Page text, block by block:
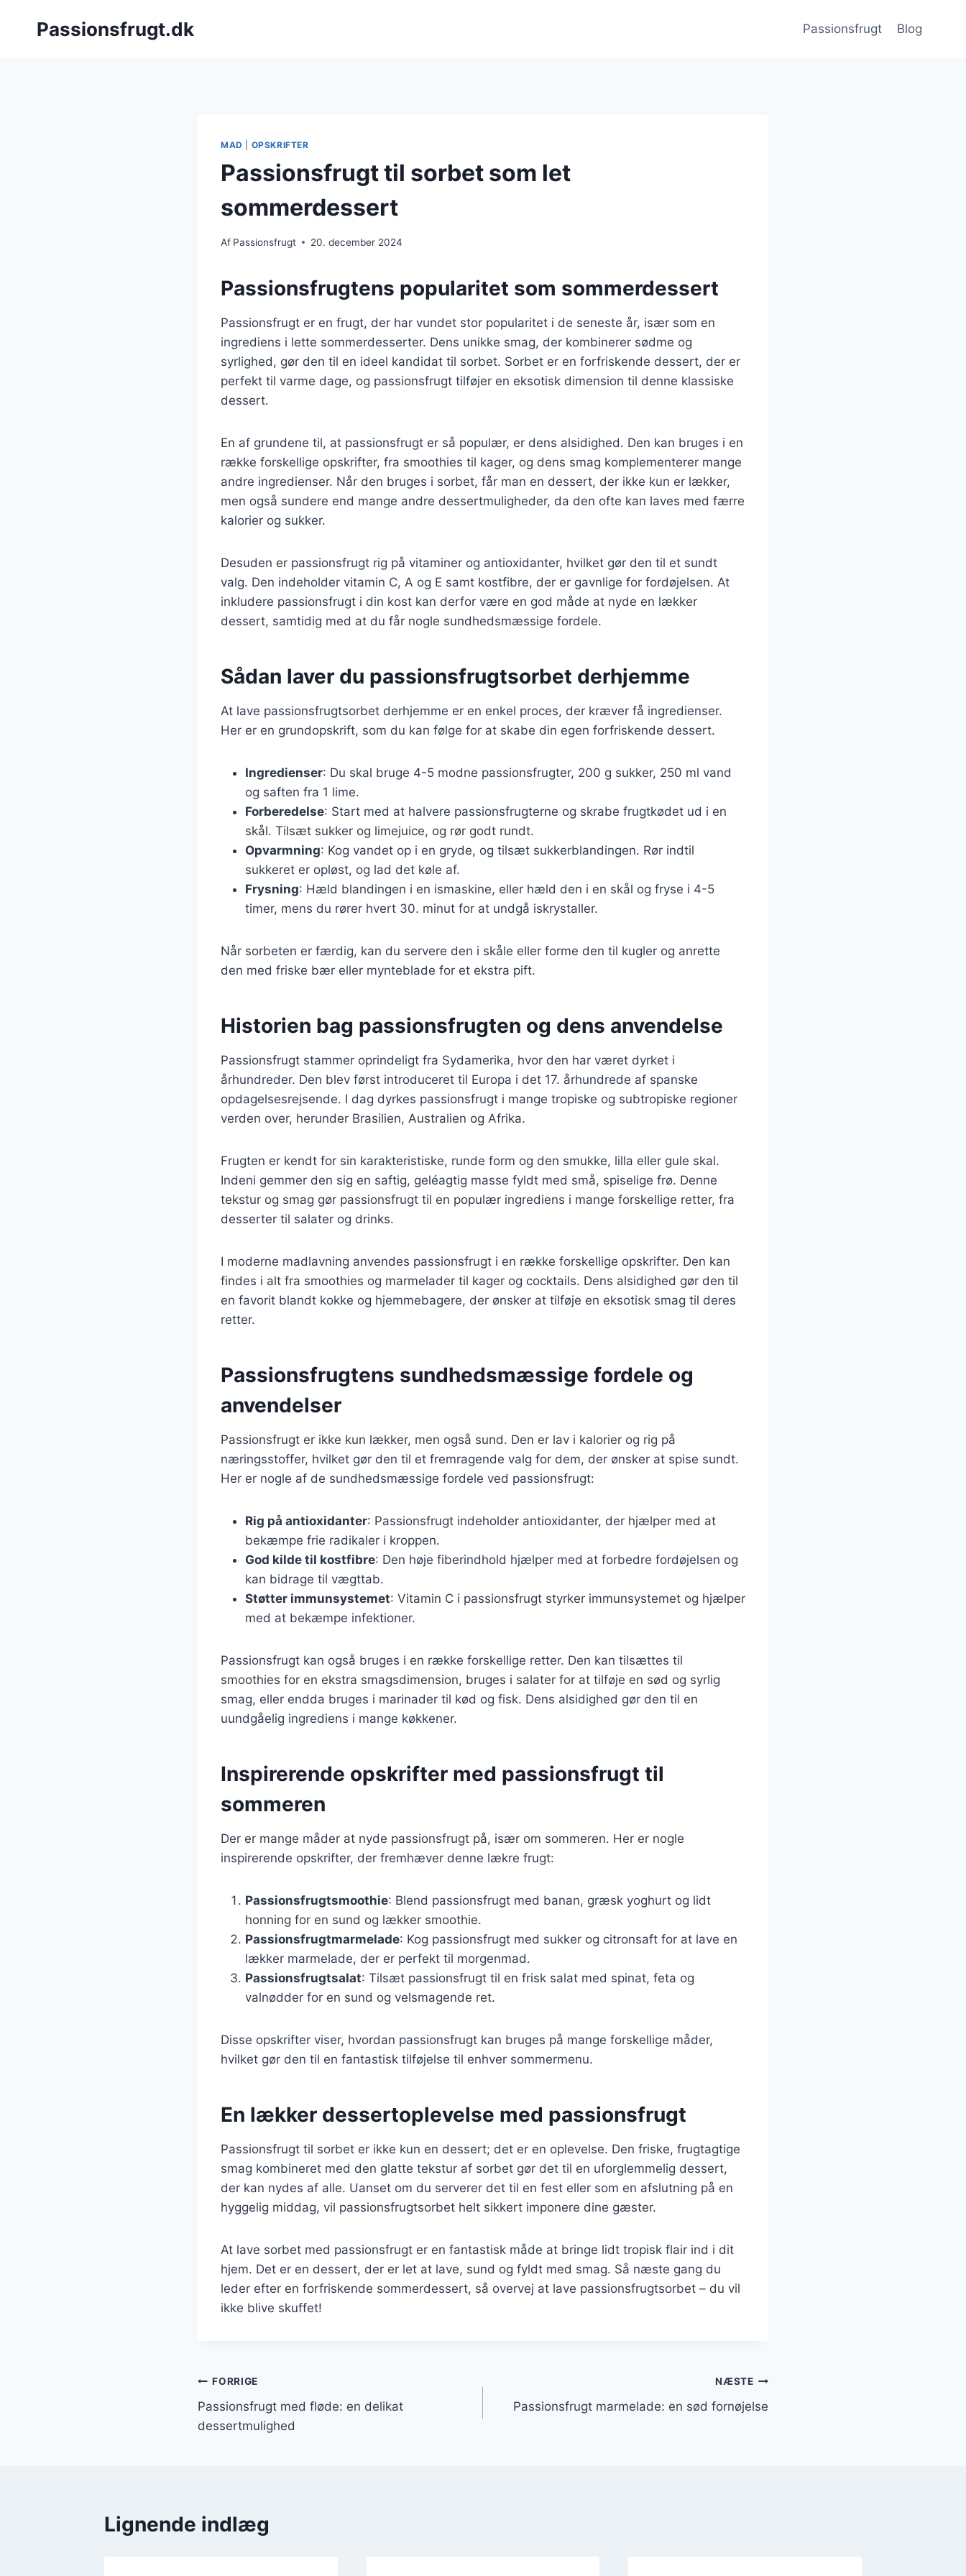
Passionsfrugt.dk Passionsfrugt Blog
MAD OPSKRIFTER
Passionsfrugt til sorbet som let
sommerdessert
Af Passionsfrugt 20. december 2024
Passionsfrugtens popularitet som sommerdessert
Passionsfrugt er en frugt, der har vundet stor popularitet i de seneste år, især som en
ingrediens i lette sommerdesserter. Dens unikke smag, der kombinerer sødme og
syrlighed, gør den til en ideel kandidat til sorbet. Sorbet er en forfriskende dessert, der er
perfekt til varme dage, og passionsfrugt tilføjer en eksotisk dimension til denne klassiske
dessert.
En af grundene til, at passionsfrugt er så populær, er dens alsidighed. Den kan bruges i en
række forskellige opskrifter, fra smoothies til kager, og dens smag komplementerer mange
andre ingredienser. Når den bruges i sorbet, får man en dessert, der ikke kun er lækker,
men også sundere end mange andre dessertmuligheder, da den ofte kan laves med færre
kalorier og sukker.
Desuden er passionsfrugt rig på vitaminer og antioxidanter, hvilket gør den til et sundt
valg. Den indeholder vitamin C, A og E samt kostfibre, der er gavnlige for fordøjelsen. At
inkludere passionsfrugt i din kost kan derfor være en god måde at nyde en lækker
dessert, samtidig med at du får nogle sundhedsmæssige fordele.
Sådan laver du passionsfrugtsorbet derhjemme
At lave passionsfrugtsorbet derhjemme er en enkel proces, der kræver få ingredienser.
Her er en grundopskrift, som du kan følge for at skabe din egen forfriskende dessert.
Ingredienser: Du skal bruge 4-5 modne passionsfrugter, 200 g sukker, 250 ml vand
og saften fra 1 lime.
Forberedelse: Start med at halvere passionsfrugterne og skrabe frugtkødet ud i en
skål. Tilsæt sukker og limejuice, og rør godt rundt.
Opvarmning: Kog vandet op i en gryde, og tilsæt sukkerblandingen. Rør indtil
sukkeret er opløst, og lad det køle af.
Frysning: Hæld blandingen i en ismaskine, eller hæld den i en skål og fryse i 4-5
timer, mens du rører hvert 30. minut for at undgå iskrystaller.
Når sorbeten er færdig, kan du servere den i skåle eller forme den til kugler og anrette
den med friske bær eller mynteblade for et ekstra pift.
Historien bag passionsfrugten og dens anvendelse
Passionsfrugt stammer oprindeligt fra Sydamerika, hvor den har været dyrket i
århundreder. Den blev først introduceret til Europa i det 17. århundrede af spanske
opdagelsesrejsende. I dag dyrkes passionsfrugt i mange tropiske og subtropiske regioner
verden over, herunder Brasilien, Australien og Afrika.
Frugten er kendt for sin karakteristiske, runde form og den smukke, lilla eller gule skal.
Indeni gemmer den sig en saftig, geléagtig masse fyldt med små, spiselige frø. Denne
tekstur og smag gør passionsfrugt til en populær ingrediens i mange forskellige retter, fra
desserter til salater og drinks.
I moderne madlavning anvendes passionsfrugt i en række forskellige opskrifter. Den kan
findes i alt fra smoothies og marmelader til kager og cocktails. Dens alsidighed gør den til
en favorit blandt kokke og hjemmebagere, der ønsker at tilføje en eksotisk smag til deres
retter.
Passionsfrugtens sundhedsmæssige fordele og
anvendelser
Passionsfrugt er ikke kun lækker, men også sund. Den er lav i kalorier og rig på
næringsstoffer, hvilket gør den til et fremragende valg for dem, der ønsker at spise sundt.
Her er nogle af de sundhedsmæssige fordele ved passionsfrugt:
Rig på antioxidanter: Passionsfrugt indeholder antioxidanter, der hjælper med at
bekæmpe frie radikaler i kroppen.
God kilde til kostfibre: Den høje fiberindhold hjælper med at forbedre fordøjelsen og
kan bidrage til vægttab.
Støtter immunsystemet: Vitamin C i passionsfrugt styrker immunsystemet og hjælper
med at bekæmpe infektioner.
Passionsfrugt kan også bruges i en række forskellige retter. Den kan tilsættes til
smoothies for en ekstra smagsdimension, bruges i salater for at tilføje en sød og syrlig
smag, eller endda bruges i marinader til kød og fisk. Dens alsidighed gør den til en
uundgåelig ingrediens i mange køkkener.
Inspirerende opskrifter med passionsfrugt til
sommeren
Der er mange måder at nyde passionsfrugt på, især om sommeren. Her er nogle
inspirerende opskrifter, der fremhæver denne lækre frugt:
Passionsfrugtsmoothie: Blend passionsfrugt med banan, græsk yoghurt og lidt
honning for en sund og lækker smoothie.
Passionsfrugtmarmelade: Kog passionsfrugt med sukker og citronsaft for at lave en
lækker marmelade, der er perfekt til morgenmad.
Passionsfrugtsalat: Tilsæt passionsfrugt til en frisk salat med spinat, feta og
valnødder for en sund og velsmagende ret.
Disse opskrifter viser, hvordan passionsfrugt kan bruges på mange forskellige måder,
hvilket gør den til en fantastisk tilføjelse til enhver sommermenu.
En lækker dessertoplevelse med passionsfrugt
Passionsfrugt til sorbet er ikke kun en dessert; det er en oplevelse. Den friske, frugtagtige
smag kombineret med den glatte tekstur af sorbet gør det til en uforglemmelig dessert,
der kan nydes af alle. Uanset om du serverer det til en fest eller som en afslutning på en
hyggelig middag, vil passionsfrugtsorbet helt sikkert imponere dine gæster.
At lave sorbet med passionsfrugt er en fantastisk måde at bringe lidt tropisk flair ind i dit
hjem. Det er en dessert, der er let at lave, sund og fyldt med smag. Så næste gang du
leder efter en forfriskende sommerdessert, så overvej at lave passionsfrugtsorbet – du vil
ikke blive skuffet!
Indlægsnavigation
FORRIGE
Passionsfrugt med fløde: en delikat
dessertmulighed
NÆSTE
Passionsfrugt marmelade: en sød fornøjelse
Lignende indlæg